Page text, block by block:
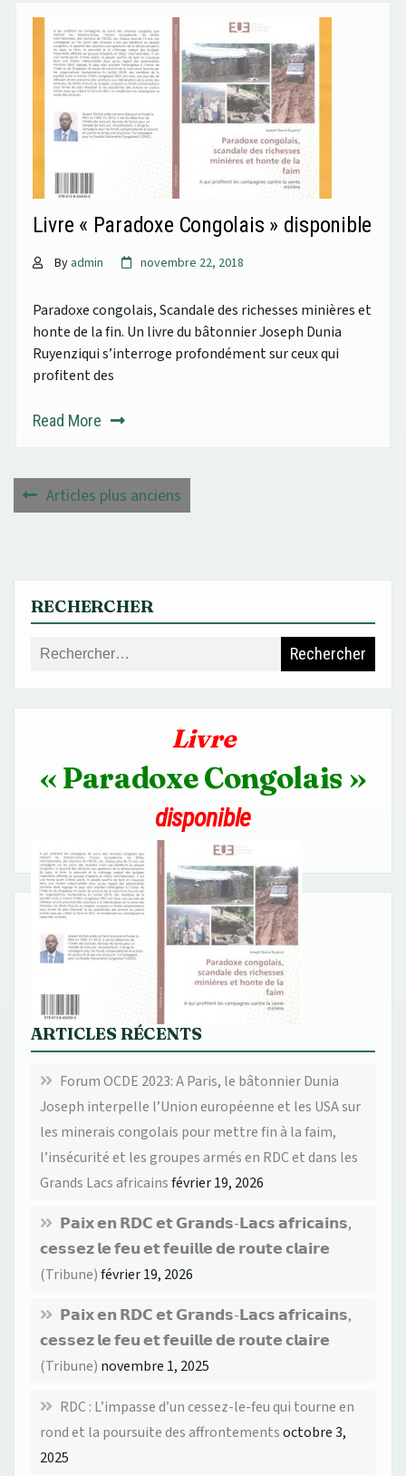
Livre « Paradoxe Congolais » disponible
By admin novembre 22, 2018
Paradoxe congolais, Scandale des richesses minières et
honte de la fin. Un livre du bâtonnier Joseph Dunia
Ruyenziqui s’interroge profondément sur ceux qui
profitent des
Read More
Navigation
Articles plus anciens
RECHERCHER
Rechercher :
Livre
« Paradoxe Congolais »
disponible
ARTICLES RÉCENTS
Forum OCDE 2023: A Paris, le bâtonnier Dunia
Joseph interpelle l’Union européenne et les USA sur
les minerais congolais pour mettre fin à la faim,
l’insécurité et les groupes armés en RDC et dans les
Grands Lacs africainsfévrier 19, 2026
𝗣𝗮𝗶𝘅 𝗲𝗻 𝗥𝗗𝗖 𝗲𝘁 𝗚𝗿𝗮𝗻𝗱𝘀-𝗟𝗮𝗰𝘀 𝗮𝗳𝗿𝗶𝗰𝗮𝗶𝗻𝘀,
𝗰𝗲𝘀𝘀𝗲𝘇 𝗹𝗲 𝗳𝗲𝘂 𝗲𝘁 𝗳𝗲𝘂𝗶𝗹𝗹𝗲 𝗱𝗲 𝗿𝗼𝘂𝘁𝗲 𝗰𝗹𝗮𝗶𝗿𝗲
(Tribune)février 19, 2026
𝗣𝗮𝗶𝘅 𝗲𝗻 𝗥𝗗𝗖 𝗲𝘁 𝗚𝗿𝗮𝗻𝗱𝘀-𝗟𝗮𝗰𝘀 𝗮𝗳𝗿𝗶𝗰𝗮𝗶𝗻𝘀,
𝗰𝗲𝘀𝘀𝗲𝘇 𝗹𝗲 𝗳𝗲𝘂 𝗲𝘁 𝗳𝗲𝘂𝗶𝗹𝗹𝗲 𝗱𝗲 𝗿𝗼𝘂𝘁𝗲 𝗰𝗹𝗮𝗶𝗿𝗲
(Tribune) novembre 1, 2025
RDC : L’impasse d’un cessez-le-feu qui tourne en
rond et la poursuite des affrontementsoctobre 3,
2025